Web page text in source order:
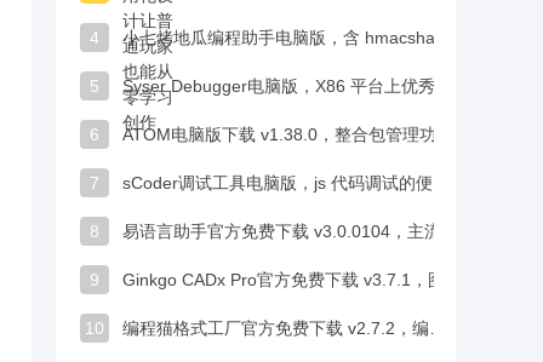
4
5
6
7
8
9
10